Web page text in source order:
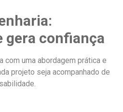
gera confiança
com uma abordagem prática e
projeto seja acompanhado de